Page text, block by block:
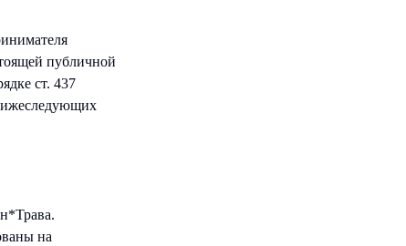
публичной
ст. 437
на